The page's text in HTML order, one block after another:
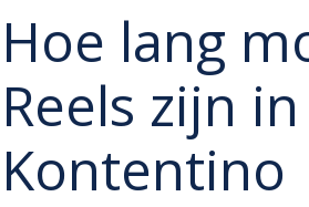
Hoe lang
Reels zijn
Kontentino